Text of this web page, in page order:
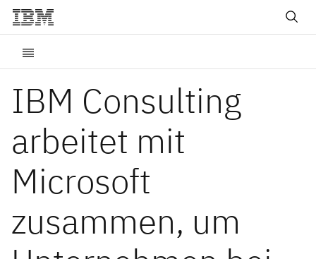
IBM Consulting
arbeitet mit
Microsoft
zusammen, um